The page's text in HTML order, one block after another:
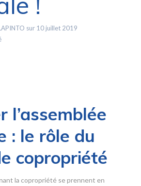
sur 10 juillet 2019
l’assemblée
: le rôle du
copropriété
la copropriété se prennent en